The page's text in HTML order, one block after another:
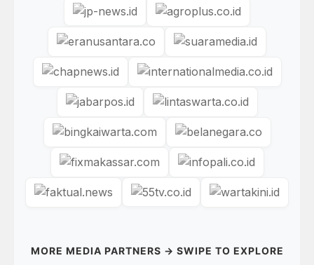
MORE MEDIA PARTNERS → SWIPE TO EXPLORE